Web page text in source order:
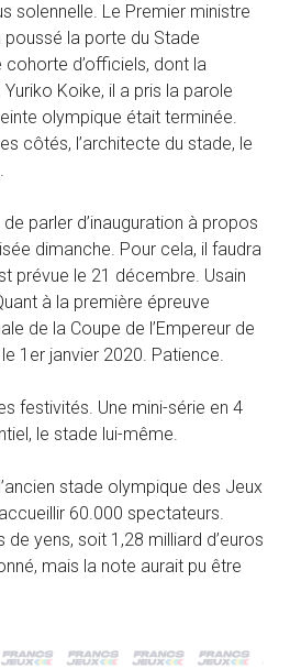
solennelle. Le Premier ministre
poussé la porte du Stade
cohorte d’officiels, dont la
Koike, il a pris la parole
olympique était terminée.
côtés, l’architecte du stade, le
parler d’inauguration à propos
dimanche. Pour cela, il faudra
prévue le 21 décembre. Usain
à la première épreuve
de la Coupe de l’Empereur de
1er janvier 2020. Patience.
festivités. Une mini-série en 4
le stade lui-même.
stade olympique des Jeux
60.000 spectateurs.
de yens, soit 1,28 milliard d’euros
mais la note aurait pu être